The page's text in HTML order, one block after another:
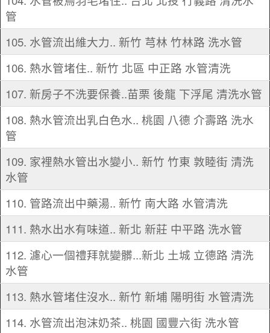
管
105. 水管流出維大力.. 新竹 芎林 竹林路 洗水管
106. 熱水管堵住.. 新竹 北區 中正路 水管清洗
107. 新房子不洗要保養..苗栗 後龍 下浮尾 清洗水管
108. 熱水管流出乳白色水.. 桃園 八德 介壽路 洗水
管
109. 家裡熱水管出水變小.. 新竹 竹東 敦睦街 清洗
水管
110. 管路流出中藥湯.. 新竹 南大路 水管清洗
111. 熱水出水有味道.. 新北 新莊 中平路 洗水管
112. 濾心一個禮拜就變髒...新北 土城 立德路 清洗
水管
113. 熱水管堵住沒水.. 新竹 新埔 陽明街 水管清洗
114. 水管流出泡沫奶茶.. 桃園 國豐六街 洗水管